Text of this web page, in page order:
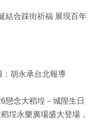
結合踩街祈福 展現百年
胡永承台北報導
戀念大稻埕－城隍生日
埕永樂廣場盛大登場，